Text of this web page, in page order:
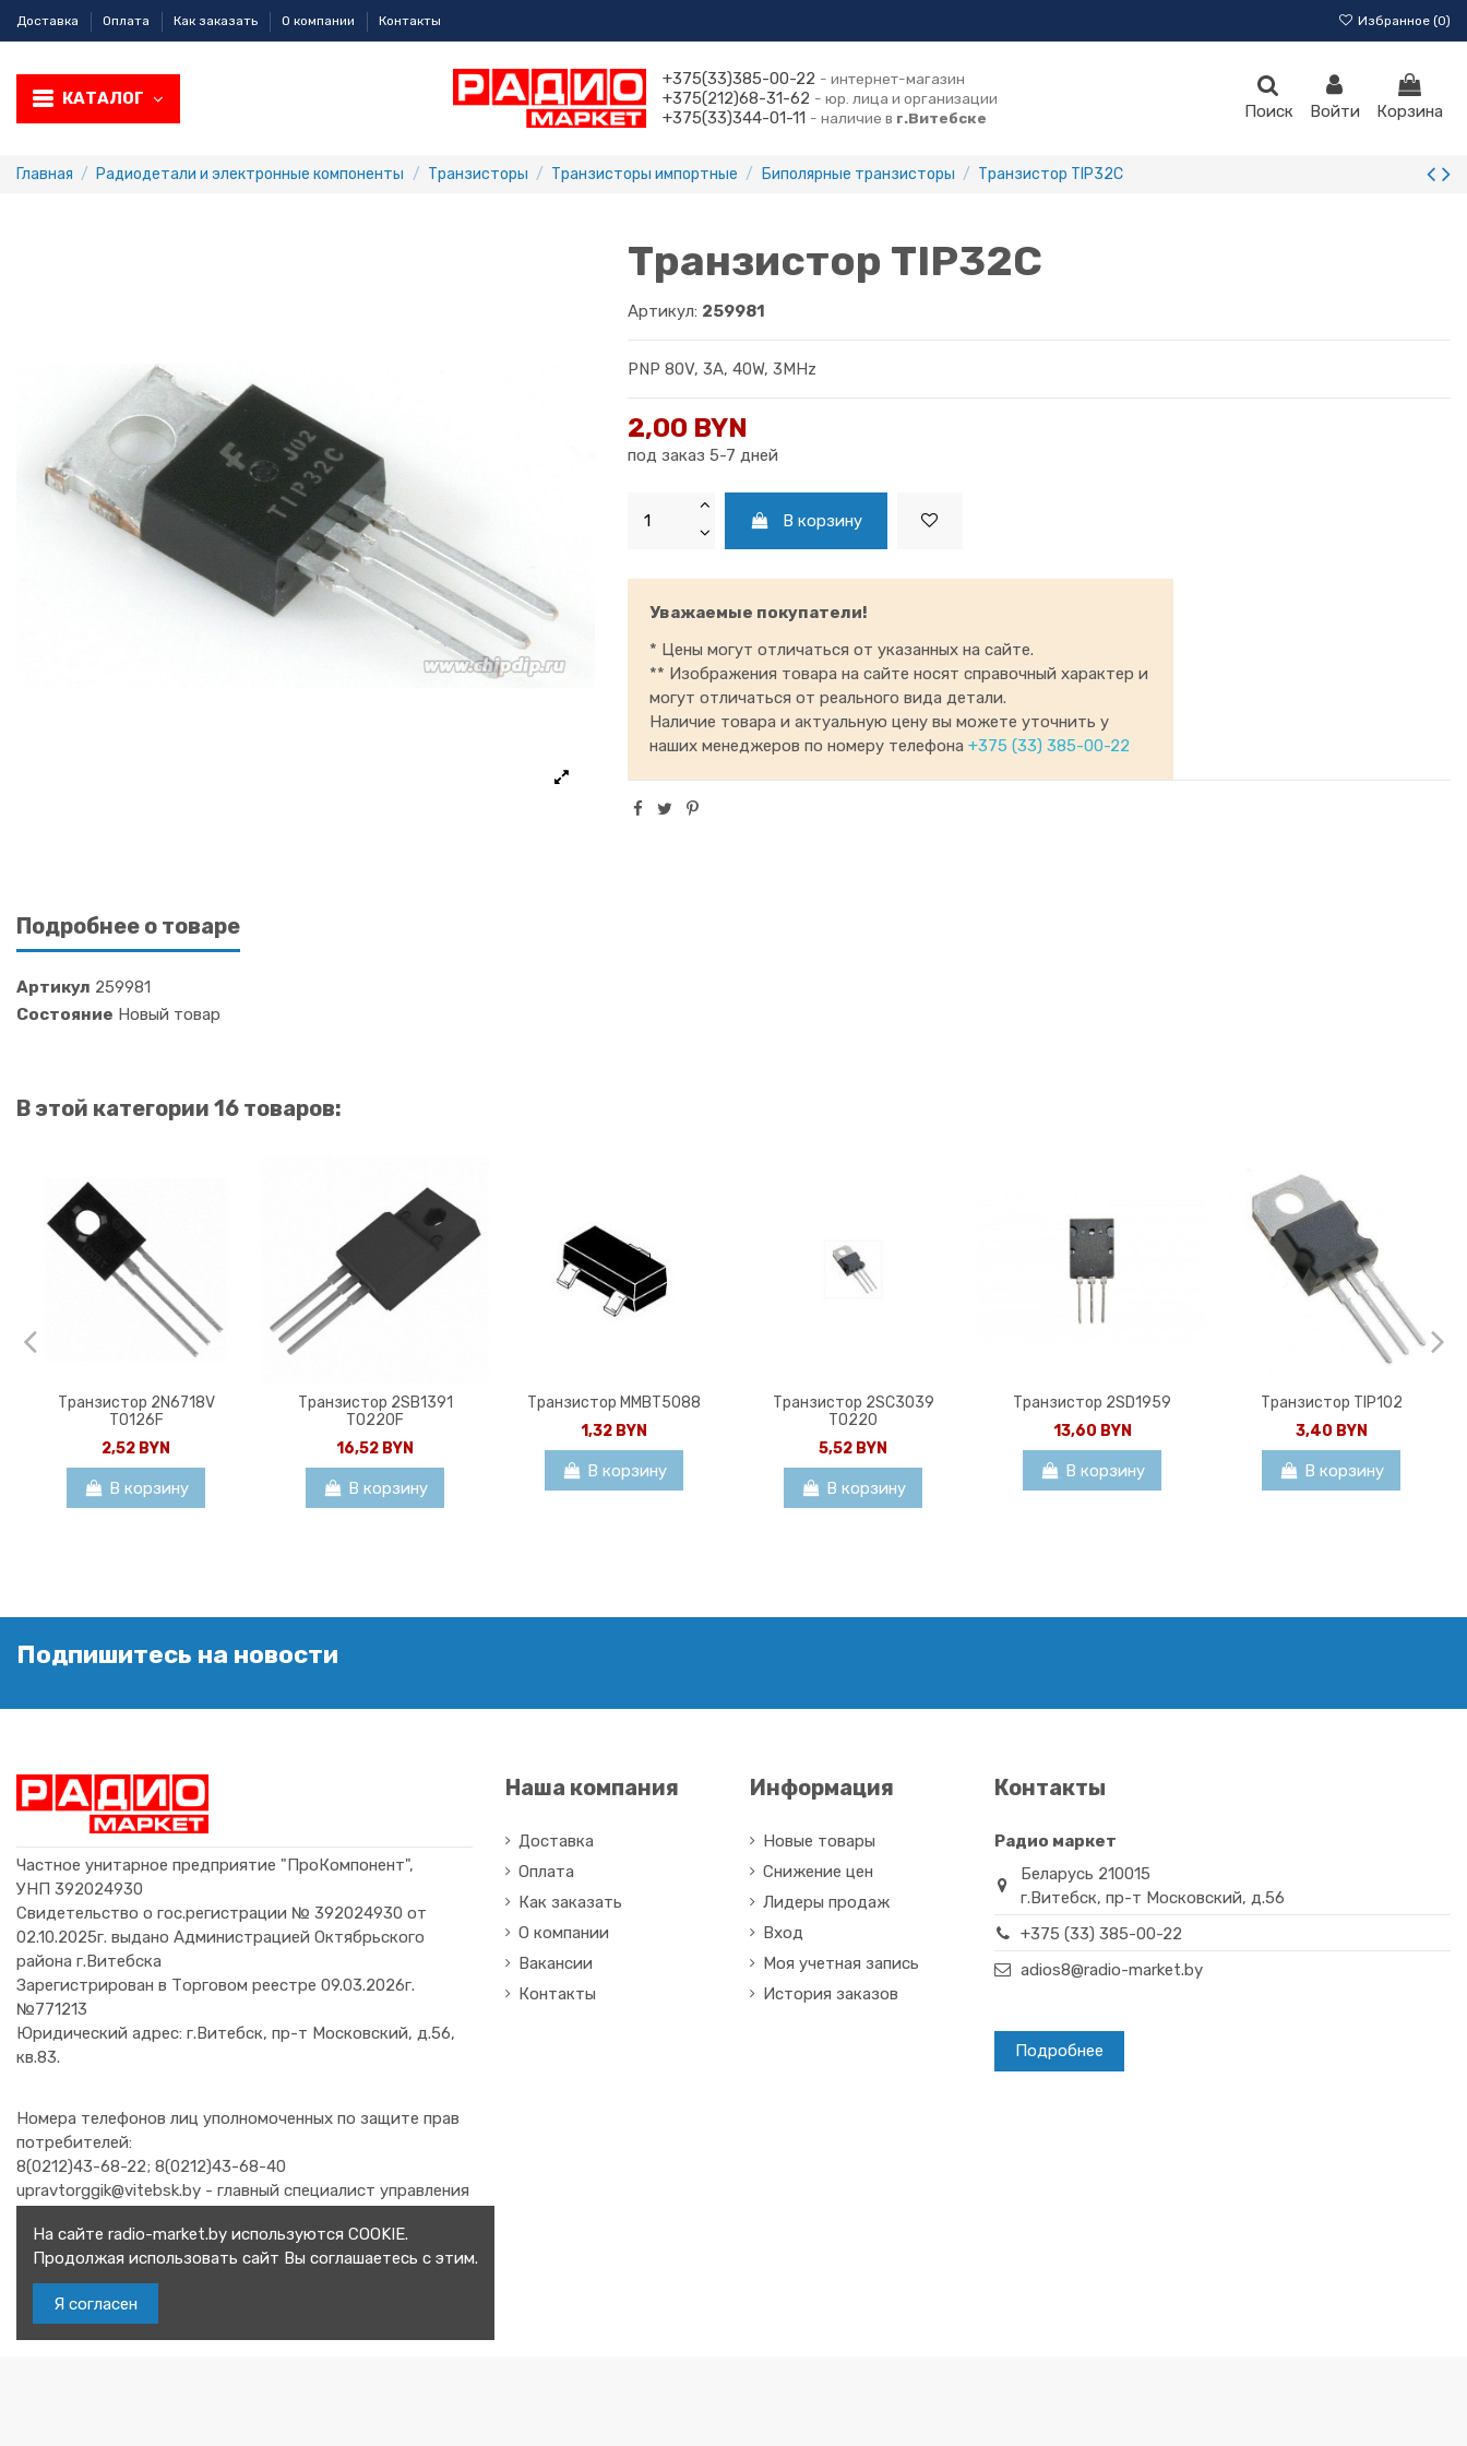
Доставка Оплата Как заказать О компании Контакты Избранное (0)
КАТАЛОГ
+375(33)385-00-22 - интернет-магазин
+375(212)68-31-62 - юр. лица и организации
+375(33)344-01-11 - наличие в г.Витебскe Поиск Войти Корзина
Главная Радиодетали и электронные компоненты Транзисторы Транзисторы импортные Биполярные транзисторы Транзистор TIP32С
Транзистор TIP32С
Артикул: 259981
PNP 80V, 3A, 40W, 3MHz
2,00 BYN
под заказ 5-7 дней
В корзину
Уважаемые покупатели!
* Цены могут отличаться от указанных на сайте.
** Изображения товара на сайте носят справочный характер и
могут отличаться от реального вида детали.
Наличие товара и актуальную цену вы можете уточнить у
наших менеджеров по номеру телефона +375 (33) 385-00-22
Подробнее о товаре
Артикул 259981
Состояние Новый товар
В этой категории 16 товаров:
Транзистор 2N6718V
TO126F
2,52 BYN
В корзину
Транзистор 2SB1391
TO220F
16,52 BYN
В корзину
Транзистор MMBT5088
1,32 BYN
В корзину
Транзистор 2SC3039
TO220
5,52 BYN
В корзину
Транзистор 2SD1959
13,60 BYN
В корзину
Транзистор TIP102
3,40 BYN
В корзину
Транзистор 2SC5250
TO3PF
16,52 BYN
В корзину
В корзину В корзину
Транзистор 2SC3833 TO3P
23,00 BYN
В корзину
Транзистор MJE13002
to126
Транзистор 2SD1398
4,00 BYN
В корзину
В корзину
Транзистор 2SC3279 TO92
В корзину
Транзистор MJL21195
50,40 BYN
В корзину
Подпишитесь на новости
Наша компания
Доставка
Оплата
Как заказать
О компании
Вакансии
Контакты
Информация
Новые товары
Снижение цен
Лидеры продаж
Вход
Моя учетная запись
История заказов
Контакты
Радио маркет
Беларусь 210015
г.Витебск, пр-т Московский, д.56
+375 (33) 385-00-22
adios8@radio-market.by
Подробнее
Частное унитарное предприятие "ПроКомпонент",
УНП 392024930
Свидетельство о гос.регистрации № 392024930 от
02.10.2025г. выдано Администрацией Октябрьского
района г.Витебска
Зарегистрирован в Торговом реестре 09.03.2026г.
№771213
Юридический адрес: г.Витебск, пр-т Московский, д.56,
кв.83.
Номера телефонов лиц уполномоченных по защите прав
потребителей:
8(0212)43-68-22; 8(0212)43-68-40
upravtorggik@vitebsk.by - главный специалист управления
8(0212)48-21-92 - заместитель начальник отдела
организации торговли и бытовых услуг главного
управления торговли и услуг Витебского областного
исполнительного комитета.
На сайте radio-market.by используются COOKIE.
Продолжая использовать сайт Вы соглашаетесь с этим.
Я согласен